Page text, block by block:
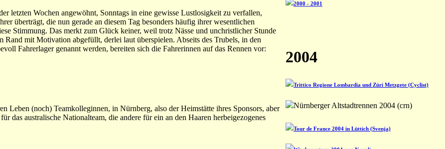
letzten Wochen angewöhnt, Sonntags in eine gewisse Lustlosigkeit zu verfallen,
überträgt, die nun gerade an diesem Tag besonders häufig ihrer wesentlichen
Stimmung. Das merkt zum Glück keiner, weil trotz Nässe und unchristlicher Stunde
Rand mit Motivation abgefüllt, derlei laut überspielen. Abseits des Trubels, in den
Fahrerlager genannt werden, bereiten sich die Fahrerinnen auf das Rennen vor:
Leben (noch) Teamkolleginnen, in Nürnberg, also der Heimstätte ihres Sponsors, aber
das australische Nationalteam, die andere für ein an den Haaren herbeigezogenes
2000 - 2001
2004
Trittico Regione Lombardia und Züri Metzgete (Cyclist)
Nürnberger Altstadtrennen 2004 (crn)
Tour de France 2004 in Lüttich (Svenja)